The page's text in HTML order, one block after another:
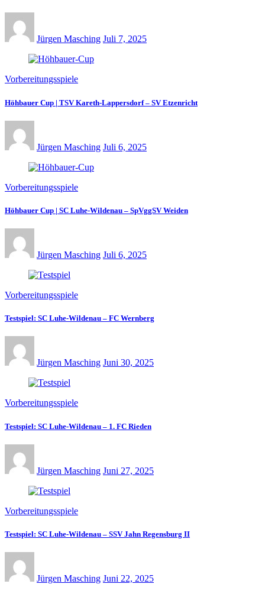
Jürgen Masching Juli 7, 2025
Vorbereitungsspiele
Höhbauer Cup | TSV Kareth-Lappersdorf – SV Etzenricht
Jürgen Masching Juli 6, 2025
Vorbereitungsspiele
Höhbauer Cup | SC Luhe-Wildenau – SpVggSV Weiden
Jürgen Masching Juli 6, 2025
Vorbereitungsspiele
Testspiel: SC Luhe-Wildenau – FC Wernberg
Jürgen Masching Juni 30, 2025
Vorbereitungsspiele
Testspiel: SC Luhe-Wildenau – 1. FC Rieden
Jürgen Masching Juni 27, 2025
Vorbereitungsspiele
Testspiel: SC Luhe-Wildenau – SSV Jahn Regensburg II
Jürgen Masching Juni 22, 2025